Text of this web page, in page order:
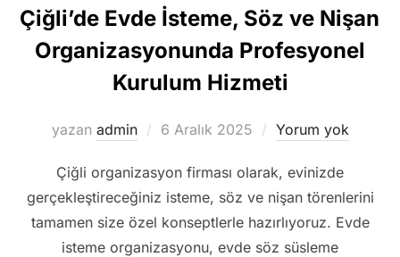
Çiğli’de Evde İsteme, Söz ve Nişan
Organizasyonunda Profesyonel
Kurulum Hizmeti
yazan admin
Yayımlanma
6 Aralık 2025 Yorum yok
Çiğli organizasyon firması olarak, evinizde
gerçekleştireceğiniz isteme, söz ve nişan törenlerini
tamamen size özel konseptlerle hazırlıyoruz. Evde
isteme organizasyonu, evde söz süsleme